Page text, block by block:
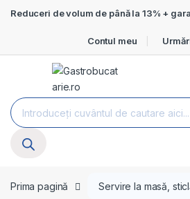
Reduceri de volum de până la 13% +
Contul meu
Products search
Prima pagină Servire la masă,